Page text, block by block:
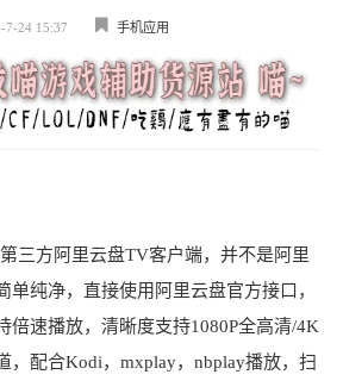
7-24 15:37 手机应用
三方阿里云盘TV客户端，并不是阿里
单纯净，直接使用阿里云盘官方接口，
倍速播放，清晰度支持1080P全高清/4K
，配合Kodi，mxplay，nbplay播放，扫